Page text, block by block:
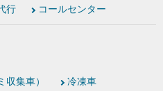
行 コールセンター
集車）
冷凍車